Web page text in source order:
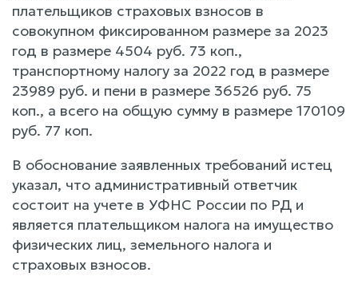
плательщиков страховых взносов в
совокупном фиксированном размере за 2023
год в размере 4504 руб. 73 коп.,
транспортному налогу за 2022 год в размере
23989 руб. и пени в размере 36526 руб. 75
коп., а всего на общую сумму в размере 170109
руб. 77 коп.
В обоснование заявленных требований истец
указал, что административный ответчик
состоит на учете в УФНС России по РД и
является плательщиком налога на имущество
физических лиц, земельного налога и
страховых взносов.